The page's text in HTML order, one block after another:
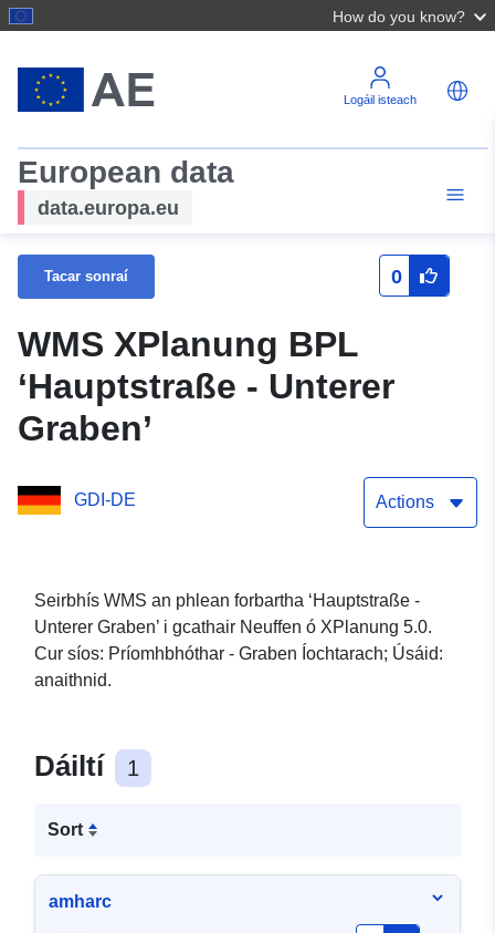
How do you know?
Logáil isteach
European data
data.europa.eu
Tacar sonraí 0
WMS XPlanung BPL
‘Hauptstraße - Unterer
Graben’
GDI-DE Actions
Seirbhís WMS an phlean forbartha ‘Hauptstraße -
Unterer Graben’ i gcathair Neuffen ó XPlanung 5.0.
Cur síos: Príomhbhóthar - Graben Íochtarach; Úsáid:
anaithnid.
Dáiltí 1
Sort
amharc